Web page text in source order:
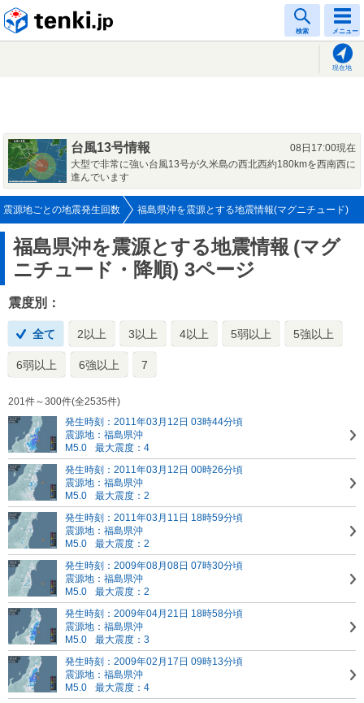
検索 メニュー
現在地
台風13号情報
08日17:00現在
大型で非常に強い台風13号が久米島の西北西約180kmを西南西に
進んでいます
震源地ごとの地震発生回数 福島県沖を震源とする地震情報(マグニチュード)
福島県沖を震源とする地震情報 (マグ
ニチュード・降順) 3ページ
震度別：
全て 2以上 3以上 4以上 5弱以上 5強以上
6弱以上 6強以上 7
201件～300件(全2535件)
発生時刻：2011年03月12日 03時44分頃
震源地：福島県沖
M5.0
最大震度：4
発生時刻：2011年03月12日 00時26分頃
震源地：福島県沖
M5.0
最大震度：2
発生時刻：2011年03月11日 18時59分頃
震源地：福島県沖
M5.0
最大震度：2
発生時刻：2009年08月08日 07時30分頃
震源地：福島県沖
M5.0
最大震度：2
発生時刻：2009年04月21日 18時58分頃
震源地：福島県沖
M5.0
最大震度：3
発生時刻：2009年02月17日 09時13分頃
震源地：福島県沖
M5.0
最大震度：4